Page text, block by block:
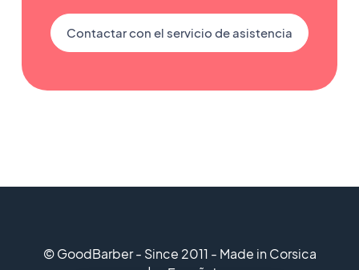
Contactar con el servicio de asistencia
© GoodBarber - Since 2011 - Made in Corsica